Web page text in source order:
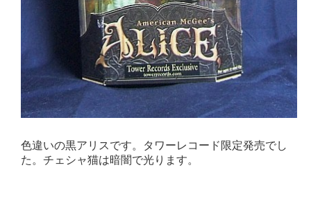
色違いの黒アリスです。タワーレコード限定発売でし
た。チェシャ猫は暗闇で光ります。